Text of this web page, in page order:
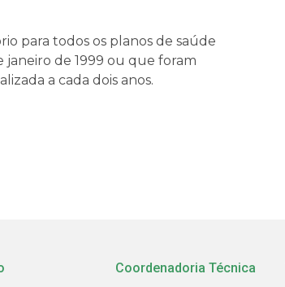
para todos os planos de saúde
janeiro de 1999 ou que foram
a cada dois anos.
Coordenadoria Técnica